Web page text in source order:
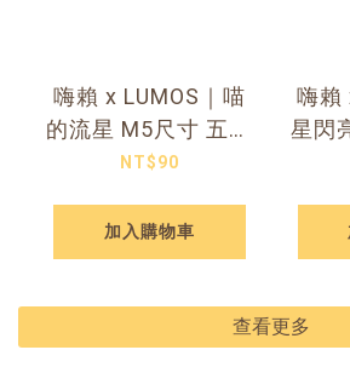
嗨賴 x LUMOS｜喵
的流星 M5尺寸 五孔
手帳補充內頁
NT$90
加入購物車
嗨賴
星閃
查看更多